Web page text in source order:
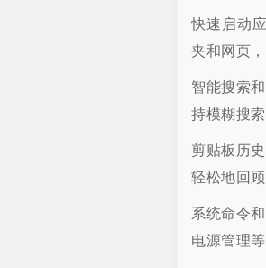
快速启动
夹和网页
智能搜索
持模糊搜
剪贴板历
轻松地回
系统命令
电源管理等